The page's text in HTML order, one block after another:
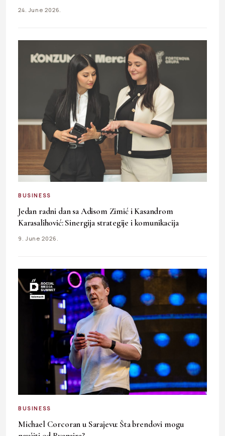
24. June 2026.
BUSINESS
Jedan radni dan sa Adisom Zimić i Kasandrom
Karasalihović: Sinergija strategije i komunikacija
9. June 2026.
BUSINESS
Michael Corcoran u Sarajevu: Šta brendovi mogu